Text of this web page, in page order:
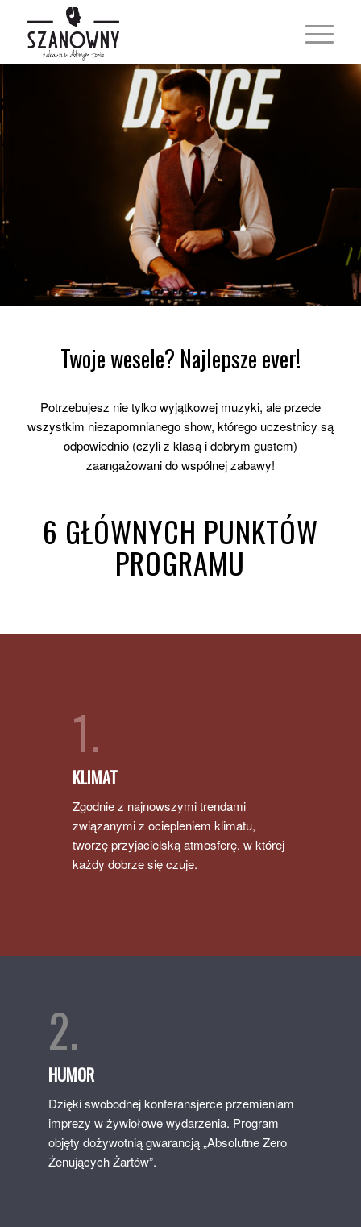
Twoje wesele? Najlepsze ever!
Potrzebujesz nie tylko wyjątkowej muzyki, ale przede
wszystkim niezapomnianego show, którego uczestnicy są
odpowiednio (czyli z klasą i dobrym gustem)
zaangażowani do wspólnej zabawy!
6 GŁÓWNYCH PUNKTÓW
PROGRAMU
1.
KLIMAT
Zgodnie z najnowszymi trendami
związanymi z ociepleniem klimatu,
tworzę przyjacielską atmosferę, w której
każdy dobrze się czuje.
2.
HUMOR
Dzięki swobodnej konferansjerce przemieniam
imprezy w żywiołowe wydarzenia. Program
objęty dożywotnią gwarancją „Absolutne Zero
Żenujących Żartów”.